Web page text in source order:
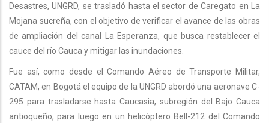
Desastres, UNGRD, se trasladó hasta el sector de Caregato en La
Mojana sucreña, con el objetivo de verificar el avance de las obras
de ampliación del canal La Esperanza, que busca restablecer el
cauce del río Cauca y mitigar las inundaciones.
Fue así, como desde el Comando Aéreo de Transporte Militar,
CATAM, en Bogotá el equipo de la UNGRD abordó una aeronave C-
295 para trasladarse hasta Caucasia, subregión del Bajo Cauca
antioqueño, para luego en un helicóptero Bell-212 del Comando